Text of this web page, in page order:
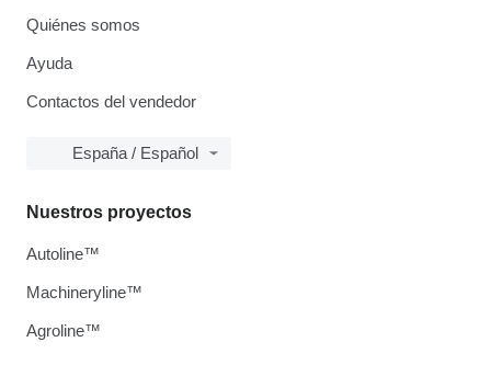
Quiénes somos
Ayuda
Contactos del vendedor
España / Español
Nuestros proyectos
Autoline™
Machineryline™
Agroline™